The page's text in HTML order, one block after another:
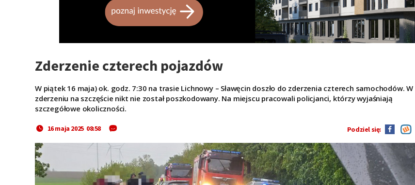
Zderzenie czterech pojazdów
W piątek 16 maja) ok. godz. 7:30 na trasie Lichnowy – Sławęcin doszło do zderzenia czterech samochodów. W
zderzeniu na szczęście nikt nie został poszkodowany. Na miejscu pracowali policjanci, którzy wyjaśniają
szczegółowe okoliczności.
16 maja 2025 08:58 Podziel się: